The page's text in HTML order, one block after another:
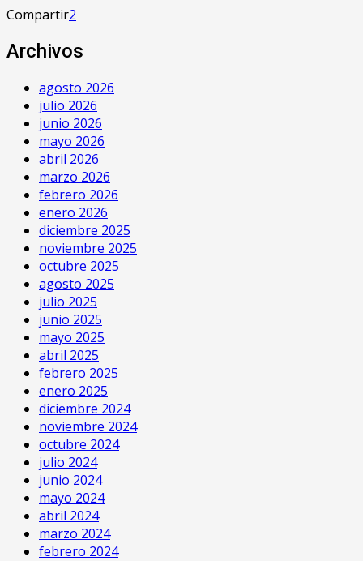
Compartir2
Archivos
agosto 2026
julio 2026
junio 2026
mayo 2026
abril 2026
marzo 2026
febrero 2026
enero 2026
diciembre 2025
noviembre 2025
octubre 2025
agosto 2025
julio 2025
junio 2025
mayo 2025
abril 2025
febrero 2025
enero 2025
diciembre 2024
noviembre 2024
octubre 2024
julio 2024
junio 2024
mayo 2024
abril 2024
marzo 2024
febrero 2024